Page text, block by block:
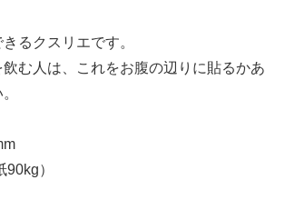
るクスリエです。
む人は、これをお腹の辺りに貼るかあ
）